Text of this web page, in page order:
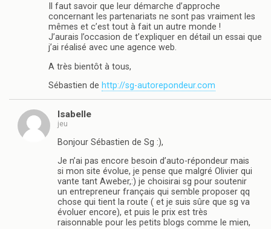
Il faut savoir que leur démarche d’approche
concernant les partenariats ne sont pas vraiment les
mêmes et c’est tout à fait un autre monde !
J’aurais l’occasion de t’expliquer en détail un essai que
j’ai réalisé avec une agence web.
A très bientôt à tous,
Sébastien de http://sg-autorepondeur.com
Isabelle
jeu
Bonjour Sébastien de Sg :),
Je n’ai pas encore besoin d’auto-répondeur mais
si mon site évolue, je pense que malgré Olivier qui
vante tant Aweber,:) je choisirai sg pour soutenir
un entrepreneur français qui semble proposer qq
chose qui tient la route ( et je suis sûre que sg va
évoluer encore), et puis le prix est très
raisonnable pour les petits blogs comme le mien,